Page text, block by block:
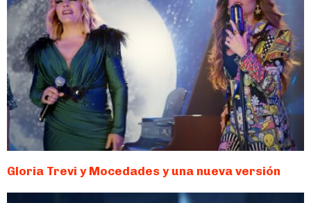
Gloria Trevi y Mocedades y una nueva versión